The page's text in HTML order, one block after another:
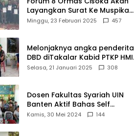
Layangkan Surat Ke Muspika
Atas Adanya Kantor Matel di
Minggu, 23 Februari 2025 457
Melonjaknya angka penderita
DBD diTakalar Kabid PTKP HMI
Cab.Takalar angkat bicara
Selasa, 21 Januari 2025 308
Dosen Fakultas Syariah UIN
Banten Aktif Bahas Self
Declare Halal dalam Forum
Kamis, 30 Mei 2024 144